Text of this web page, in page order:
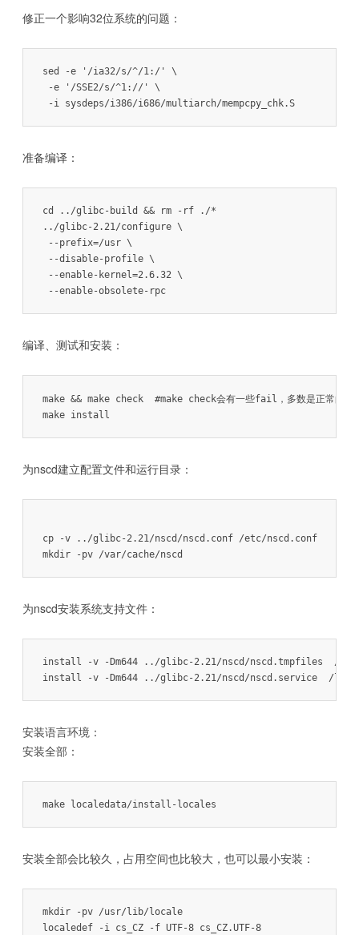
修正一个影响32位系统的问题：
sed -e '/ia32/s/^/1:/' \
-e '/SSE2/s/^1://' \
-i sysdeps/i386/i686/multiarch/mempcpy_chk.S
准备编译：
cd ../glibc-build && rm -rf ./*
../glibc-2.21/configure \
--prefix=/usr \
--disable-profile \
--enable-kernel=2.6.32 \
--enable-obsolete-rpc
编译、测试和安装：
make && make check  #make check会有一些fail，多数是正常的
make install
为nscd建立配置文件和运行目录：
cp -v ../glibc-2.21/nscd/nscd.conf /etc/nscd.conf
mkdir -pv /var/cache/nscd
为nscd安装系统支持文件：
install -v -Dm644 ../glibc-2.21/nscd/nscd.tmpfiles  /
install -v -Dm644 ../glibc-2.21/nscd/nscd.service  /lib/
安装语言环境：
安装全部：
make localedata/install-locales
安装全部会比较久，占用空间也比较大，也可以最小安装：
mkdir -pv /usr/lib/locale
localedef -i cs_CZ -f UTF-8 cs_CZ.UTF-8